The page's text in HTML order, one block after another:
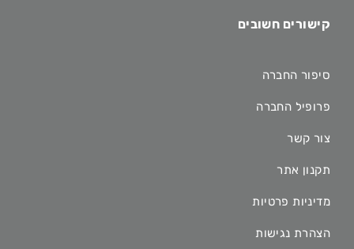
קישורים חשובים
סיפור החברה
פרופיל החברה
צור קשר
תקנון אתר
מדיניות פרטיות
הצהרת נגישות